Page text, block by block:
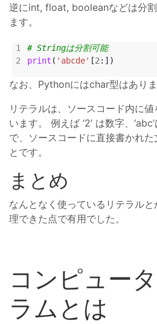
逆にint, float, booleanなどは分
ます。
# Stringは分割可能
print ( 'abcde' [2
なお、Pythonにはchar型はありま
リテラルは、ソースコード内に
います。 例えば ‘2’ は数字、
で、ソースコードに直接書かれ
とです。
まとめ
なんとなく使っているリテラル
理できた点で有用でした。
コンピュー
ラムとは